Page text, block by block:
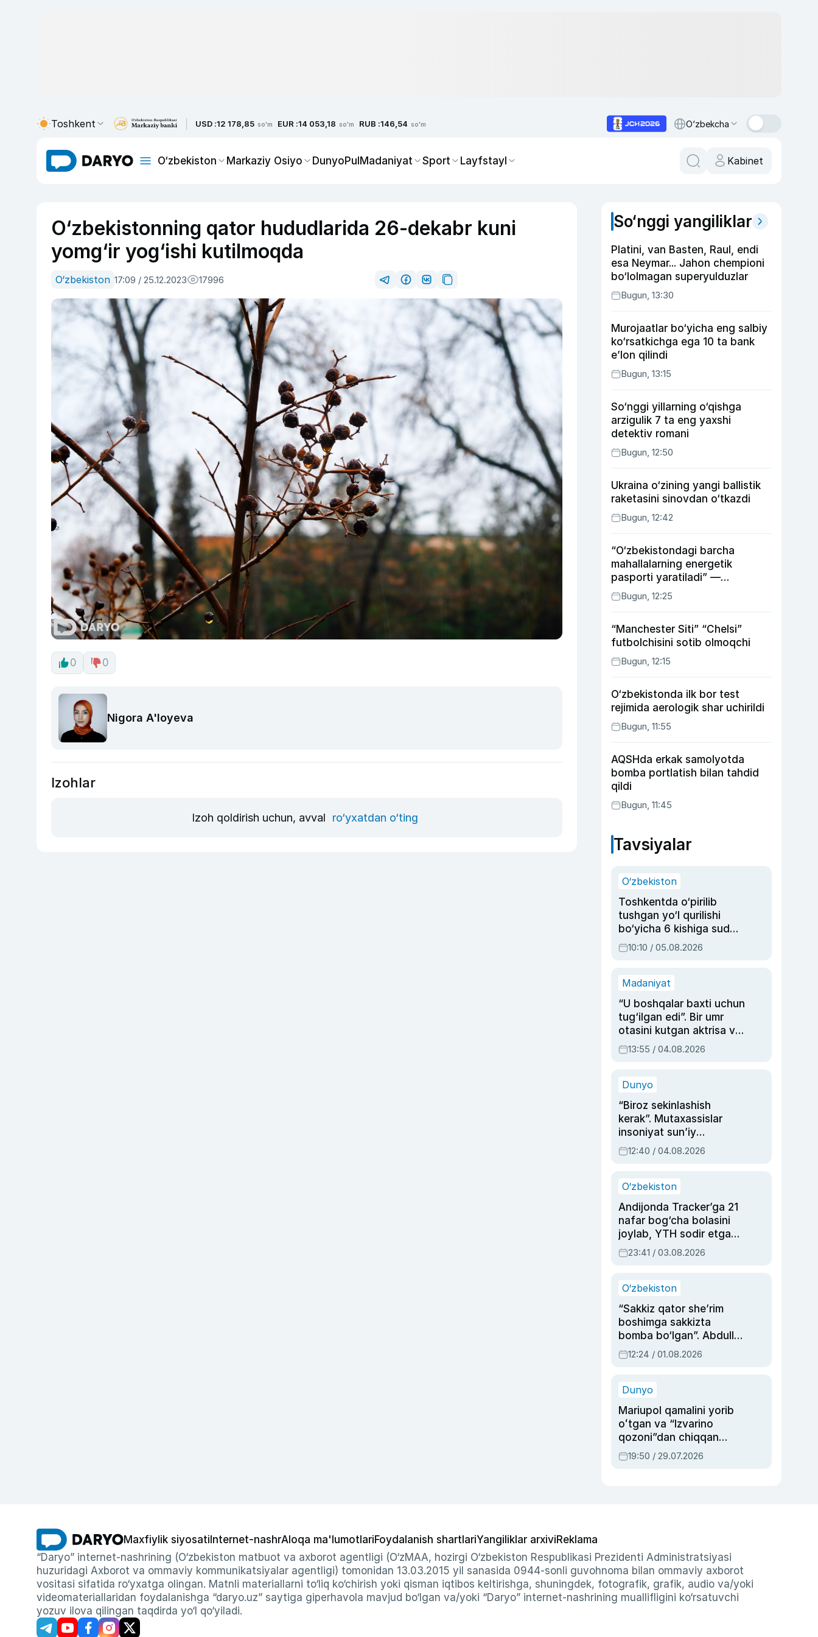
Toshkent USD :12 178,85 so'm EUR :14 053,18 so'm RUB :146,54 so'm O‘zbekcha
O‘zbekiston Markaziy Osiyo DunyoPulMadaniyat Sport Layfstayl Kabinet
O‘zbekistonning qator hududlarida 26-dekabr kuni
yomg‘ir yog‘ishi kutilmoqda
O‘zbekiston 17:09 / 25.12.2023 17996
0 0
Nigora A'loyeva
Izohlar
Izoh qoldirish uchun, avval ro‘yxatdan o‘ting
So‘nggi yangiliklar
Platini, van Basten, Raul, endi
esa Neymar... Jahon chempioni
bo‘lolmagan superyulduzlar
Bugun, 13:30
Murojaatlar bo‘yicha eng salbiy
ko‘rsatkichga ega 10 ta bank
e’lon qilindi
Bugun, 13:15
So‘nggi yillarning o‘qishga
arzigulik 7 ta eng yaxshi
detektiv romani
Bugun, 12:50
Ukraina o‘zining yangi ballistik
raketasini sinovdan o‘tkazdi
Bugun, 12:42
“O‘zbekistondagi barcha
mahallalarning energetik
pasporti yaratiladi” —
energetika vaziri
Bugun, 12:25
“Manchester Siti” “Chelsi”
futbolchisini sotib olmoqchi
Bugun, 12:15
O‘zbekistonda ilk bor test
rejimida aerologik shar uchirildi
Bugun, 11:55
AQSHda erkak samolyotda
bomba portlatish bilan tahdid
qildi
Bugun, 11:45
Tavsiyalar
O‘zbekiston
Toshkentda o‘pirilib
tushgan yo‘l qurilishi
bo‘yicha 6 kishiga sud
hukmi o‘qildi
10:10 / 05.08.2026
Madaniyat
“U boshqalar baxti uchun
tug‘ilgan edi”. Bir umr
otasini kutgan aktrisa va
dublyaj ustasi Rimma
Ahmedovaning
13:55 / 04.08.2026
Dunyo
“Biroz sekinlashish
kerak”. Mutaxassislar
insoniyat sun’iy
intellektni boshqara
olmay qolishidan xavotir
12:40 / 04.08.2026
O‘zbekiston
Andijonda Tracker’ga 21
nafar bog‘cha bolasini
joylab, YTH sodir etgan
ayolga sud hukmi o‘qildi
23:41 / 03.08.2026
O‘zbekiston
“Sakkiz qator she’rim
boshimga sakkizta
bomba bo‘lgan”. Abdulla
Oripovni siyosiy
ayblovlardan asrab
12:24 / 01.08.2026
Dunyo
Mariupol qamalini yorib
oʻtgan va “Izvarino
qozoni”dan chiqqan
qahramon — Ukraina
armiyasi bosh
19:50 / 29.07.2026
Maxfiylik siyosati Internet-nashrAloqa ma'lumotlariFoydalanish shartlariYangiliklar arxiviReklama
“Daryo” internet-nashrining (O‘zbekiston matbuot va axborot agentligi (O‘zMAA, hozirgi O‘zbekiston Respublikasi Prezidenti Administratsiyasi
huzuridagi Axborot va ommaviy kommunikatsiyalar agentligi) tomonidan 13.03.2015 yil sanasida 0944-sonli guvohnoma bilan ommaviy axborot
vositasi sifatida ro‘yxatga olingan. Matnli materiallarni to‘liq ko‘chirish yoki qisman iqtibos keltirishga, shuningdek, fotografik, grafik, audio va/yoki
videomateriallaridan foydalanishga “daryo.uz” saytiga giperhavola mavjud bo‘lgan va/yoki “Daryo” internet-nashrining muallifligini ko‘rsatuvchi
yozuv ilova qilingan taqdirda yo‘l qo‘yiladi.